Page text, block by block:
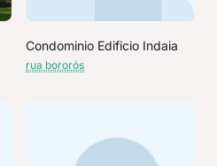
Condominio Edificio Indaia
rua bororós